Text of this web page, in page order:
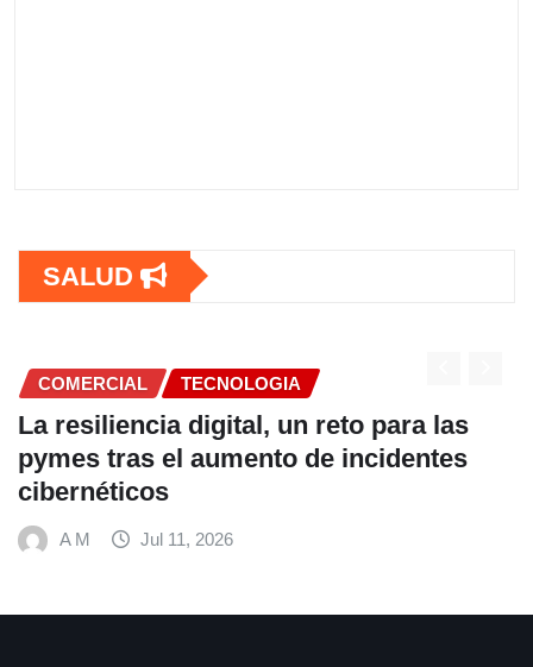
SALUD
COMERCIAL TECNOLOGIA
La resiliencia digital, un reto para las
pymes tras el aumento de incidentes
cibernéticos
A M Jul 11, 2026